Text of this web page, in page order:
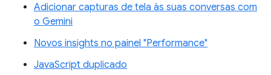
Adicionar capturas de tela às suas conversas com
o Gemini
Novos insights no painel "Performance"
JavaScript duplicado